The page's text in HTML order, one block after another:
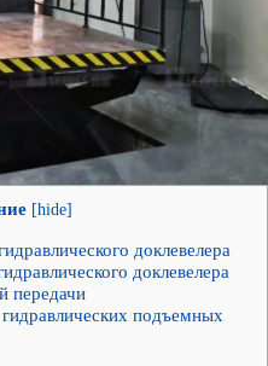
[hide]
доклевелера
доклевелера
передачи
подъемных